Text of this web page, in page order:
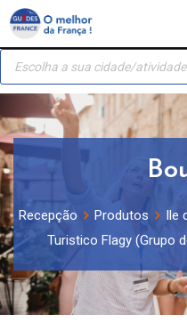
Painel de Gerenciamento de
Skip
content
Recherche
produits
Recepção Produtos Ile
Turistico Flagy (Grupo